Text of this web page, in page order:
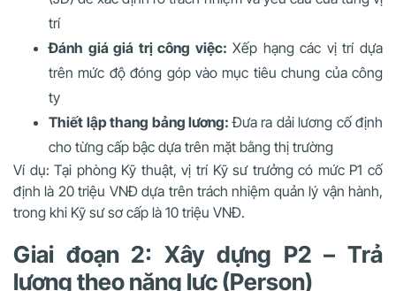
trí
Đánh giá giá trị công việc: Xếp hạng các vị trí dựa
trên mức độ đóng góp vào mục tiêu chung của công
ty
Thiết lập thang bảng lương:Đưa ra dải lương cố định
cho từng cấp bậc dựa trên mặt bằng thị trường
Ví dụ: Tại phòng Kỹ thuật, vị trí Kỹ sư trưởng có mức P1 cố
định là 20 triệu VNĐ dựa trên trách nhiệm quản lý vận hành,
trong khi Kỹ sư sơ cấp là 10 triệu VNĐ.
Giai đoạn 2: Xây dựng P2 – Trả
lương theo năng lực (Person)